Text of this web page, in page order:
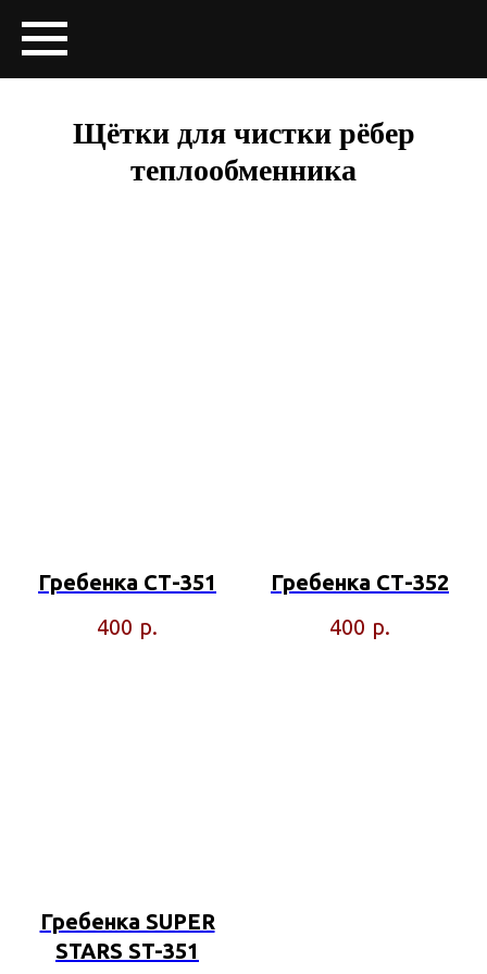
Щётки для чистки рёбер
теплообменника
Гребенка СТ-351
400 р.
Гребенка СТ-352
400 р.
Гребенка SUPER
STARS ST-351